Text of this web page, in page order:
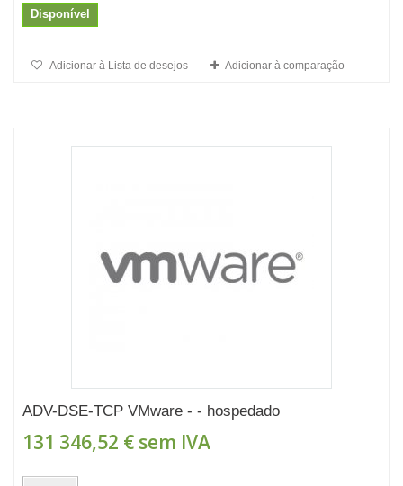
Disponível
Adicionar à Lista de desejos Adicionar à comparação
ADV-DSE-TCP VMware - - hospedado
131 346,52 € sem IVA